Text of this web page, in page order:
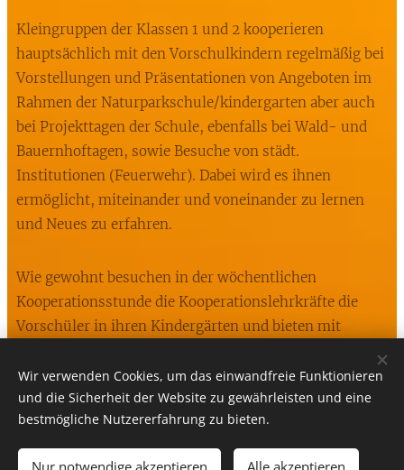
Kleingruppen der Klassen 1 und 2 kooperieren
hauptsächlich mit den Vorschulkindern regelmäßig bei
Vorstellungen und Präsentationen von Angeboten im
Rahmen der Naturparkschule/kindergarten aber auch
bei Projekttagen der Schule, ebenfalls bei Wald- und
Bauernhoftagen, sowie Besuche von städt.
Institutionen (Feuerwehr). Dabei wird es ihnen
ermöglicht, miteinander und voneinander zu lernen
und Neues zu erfahren.
Wie gewohnt besuchen in der wöchentlichen
Kooperationsstunde die Kooperationslehrkräfte die
Vorschüler in ihren Kindergärten und bieten mit
Wir verwenden Cookies, um das einwandfreie Funktionieren
und die Sicherheit der Website zu gewährleisten und eine
bestmögliche Nutzererfahrung zu bieten.
Nur notwendige akzeptieren Alle akzeptieren